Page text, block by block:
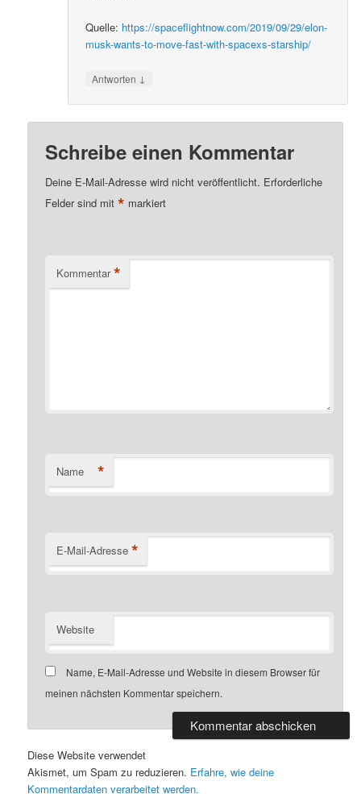
Quelle: https://spaceflightnow.com/2019/09/29/elon-
musk-wants-to-move-fast-with-spacexs-starship/
Antworten ↓
Schreibe einen Kommentar
Deine E-Mail-Adresse wird nicht veröffentlicht. Erforderliche
Felder sind mit* markiert
Kommentar *
Name *
E-Mail-Adresse *
Website
Name, E-Mail-Adresse und Website in diesem Browser für
meinen nächsten Kommentar speichern.
Diese Website verwendet
Akismet, um Spam zu reduzieren. Erfahre, wie deine
Kommentardaten verarbeitet werden.